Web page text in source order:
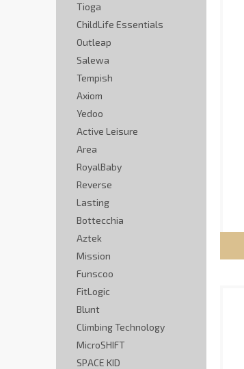
Tioga
ChildLife Essentials
Outleap
Salewa
Tempish
Axiom
Yedoo
Active Leisure
Area
RoyalBaby
Reverse
Lasting
Bottecchia
Aztek
Mission
Funscoo
FitLogic
Blunt
Climbing Technology
MicroSHIFT
SPACE KID